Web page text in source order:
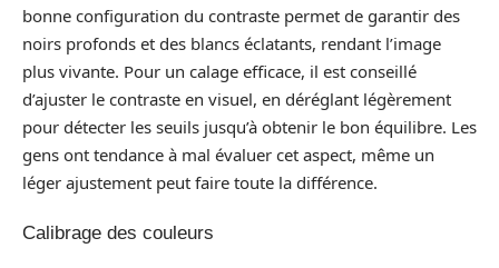
bonne configuration du contraste permet de garantir des
noirs profonds et des blancs éclatants, rendant l’image
plus vivante. Pour un calage efficace, il est conseillé
d’ajuster le contraste en visuel, en déréglant légèrement
pour détecter les seuils jusqu’à obtenir le bon équilibre. Les
gens ont tendance à mal évaluer cet aspect, même un
léger ajustement peut faire toute la différence.
Calibrage des couleurs